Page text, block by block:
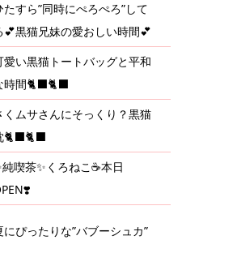
たすら”同時にぺろぺろ”して
💕黒猫兄妹の愛おしい時間💕
愛い黒猫トートバッグと平和
時間🐈‍⬛🐈‍⬛
くムサさんにそっくり？黒猫
🐈‍⬛🐈‍⬛
純喫茶✨くろねこ☕️本日
にぴったりな”バブーシュカ”